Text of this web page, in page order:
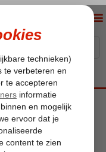
Italië? Kijk dan snel